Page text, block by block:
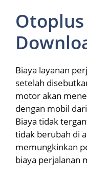
Biaya layanan
setelah
motor akan
dengan mobil
Biaya tidak
tidak berubah di
memungkinkan
biaya perjalanan